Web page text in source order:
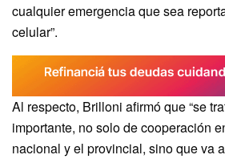
cualquier emergencia que sea
celular”.
Al respecto, Brilloni afirmó que “se
importante, no solo de cooperación
nacional y el provincial, sino que va